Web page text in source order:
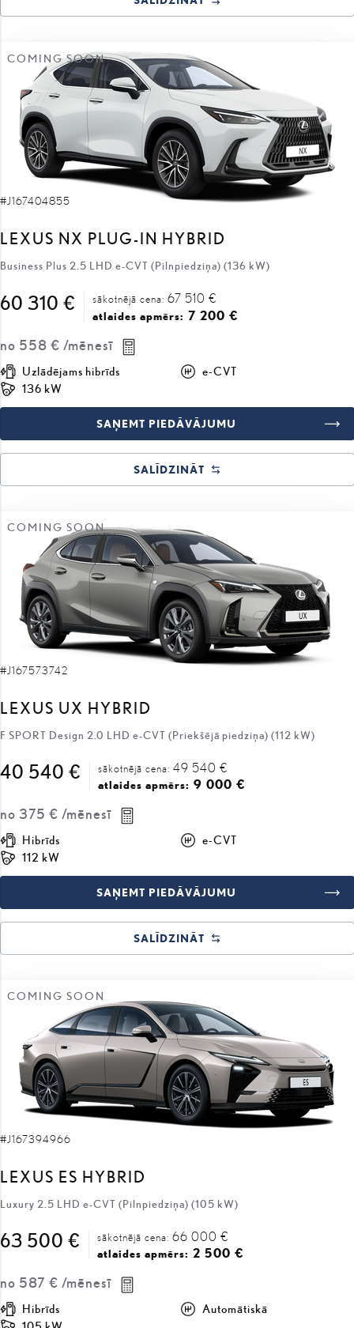
COMING SOON
#J167404855
LEXUS NX PLUG-IN HYBRID
60 310 € 67 510 €
atlaides apmērs: 7 200 €
no558 € /mēnesī
136 kW
SAŅEMT PIEDĀVĀJUMU
SALĪDZINĀT
COMING SOON
#J167573742
LEXUS UX HYBRID
40 540 €
atlaides apmērs: 9 000 €
no375 €/mēnesī
112 kW
SAŅEMT PIEDĀVĀJUMU
SALĪDZINĀT
COMING SOON
#J167394966
LEXUS ES HYBRID
63 500 €
atlaides apmērs: 2 500 €
no587 €/mēnesī
105 kW
SAŅEMT PIEDĀVĀJUMU